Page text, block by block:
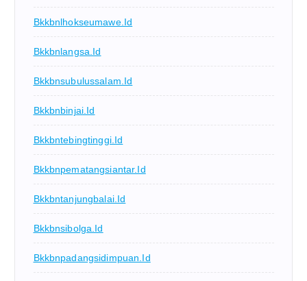
Bkkbnlhokseumawe.id
Bkkbnlangsa.id
Bkkbnsubulussalam.id
Bkkbnbinjai.id
Bkkbntebingtinggi.id
Bkkbnpematangsiantar.id
Bkkbntanjungbalai.id
Bkkbnsibolga.id
Bkkbnpadangsidimpuan.id